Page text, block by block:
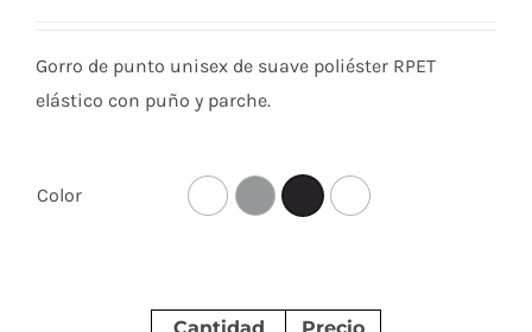
Gorro de punto unisex de suave poliéster RPET
elástico con puño y parche.
Color
Cantidad
Precio